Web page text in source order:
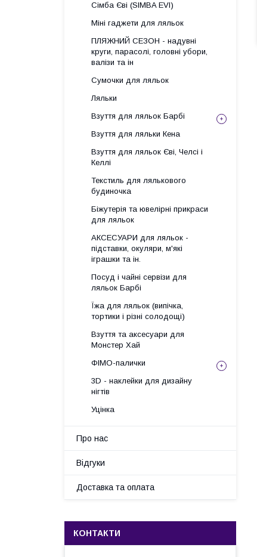
Сімба Єві (SIMBA EVI)
Міні гаджети для ляльок
ПЛЯЖНИЙ СЕЗОН - надувні
круги, парасолі, головні убори,
валізи та ін
Сумочки для ляльок
Ляльки
Взуття для ляльок Барбі
Взуття для ляльки Кена
Взуття для ляльок Єві, Челсі і
Келлі
Текстиль для лялькового
будиночка
Біжутерія та ювелірні прикраси
для ляльок
АКСЕСУАРИ для ляльок -
підставки, окуляри, м'які
іграшки та ін.
Посуд і чайні сервізи для
ляльок Барбі
Їжа для ляльок (випічка,
тортики і різні солодощі)
Взуття та аксесуари для
Монстер Хай
ФІМО-палички
3D - наклейки для дизайну
нігтів
Уцінка
Про нас
Відгуки
Доставка та оплата
КОНТАКТИ